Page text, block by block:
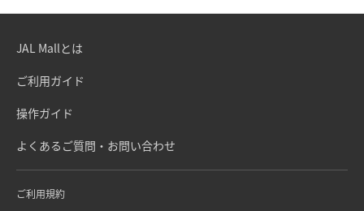
JAL Mallとは
ご利用ガイド
操作ガイド
よくあるご質問・お問い合わせ
ご利用規約